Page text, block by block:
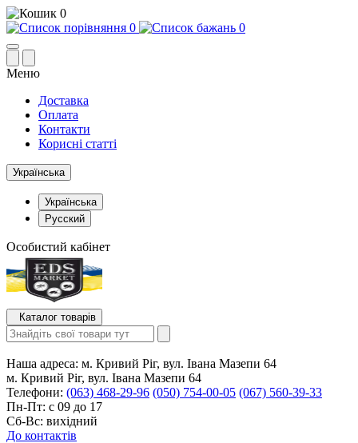
0
0
0
Меню
Доставка
Оплата
Контакти
Корисні статті
Українська
Українська
Русский
Особистий кабінет
Каталог товарів
Наша адреса: м. Кривий Ріг, вул. Івана Мазепи 64
м. Кривий Ріг, вул. Івана Мазепи 64
Телефони: (063) 468-29-96 (050) 754-00-05 (067) 560-39-33
Пн-Пт: с 09 до 17
Сб-Вс: вихідний
До контактів